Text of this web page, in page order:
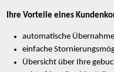
Ihre Vorteile eines
automatische
einfache
Übersicht über Ihre